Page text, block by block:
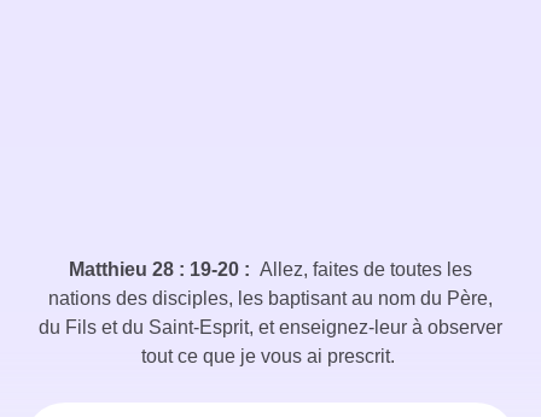
Matthieu 28 : 19-20 : Allez, faites de toutes les
nations des disciples, les baptisant au nom du Père,
du Fils et du Saint-Esprit, et enseignez-leur à observer
tout ce que je vous ai prescrit.